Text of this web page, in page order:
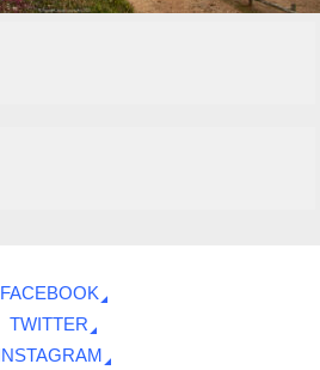
FACEBOOK
TWITTER
INSTAGRAM